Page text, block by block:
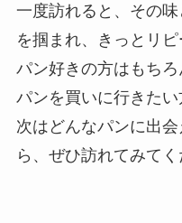
一度訪れると、その
を掴まれ、きっとリピ
パン好きの方はもち
パンを買いに行きたい
次はどんなパンに出
ら、ぜひ訪れてみてく